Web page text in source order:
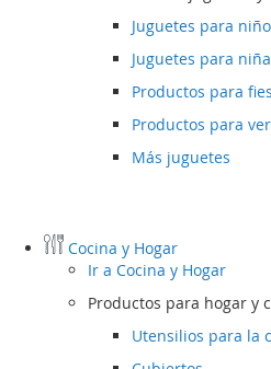
Juguetes para
Juguetes para
Productos para
Productos para
Más juguetes
Cocina y Hogar
Ir a Cocina y Hogar
Productos para hogar y
Utensilios para la